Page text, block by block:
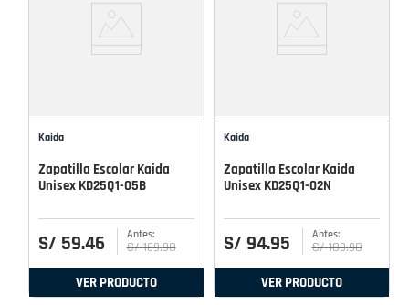
Kaida
Zapatilla Escolar Kaida
Unisex KD25Q1-05B
S/ 59.46 S/ 169.90
VER PRODUCTO
Kaida
Zapatilla Escolar Kaida
Unisex KD25Q1-02N
S/ 94.95 S/ 189.90
VER PRODUCTO